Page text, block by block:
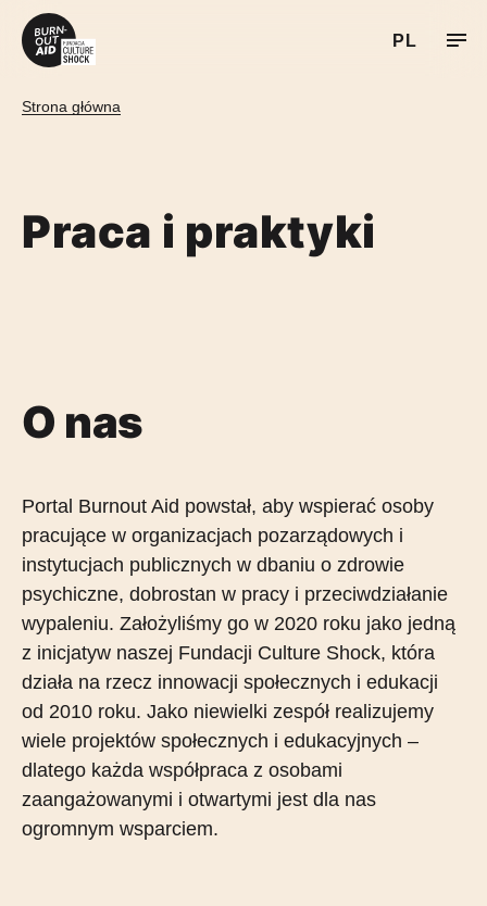
Przejdź do treści
PL
Strona główna
Praca i praktyki
O nas
Portal Burnout Aid powstał, aby wspierać osoby
pracujące w organizacjach pozarządowych i
instytucjach publicznych w dbaniu o zdrowie
psychiczne, dobrostan w pracy i przeciwdziałanie
wypaleniu. Założyliśmy go w 2020 roku jako jedną
z inicjatyw naszej Fundacji Culture Shock, która
działa na rzecz innowacji społecznych i edukacji
od 2010 roku. Jako niewielki zespół realizujemy
wiele projektów społecznych i edukacyjnych –
dlatego każda współpraca z osobami
zaangażowanymi i otwartymi jest dla nas
ogromnym wsparciem.